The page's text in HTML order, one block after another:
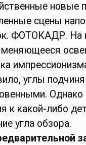
новые
сцены
ФОТОКАДР. На
углы
Однако
к какой-либо
угла обзора.